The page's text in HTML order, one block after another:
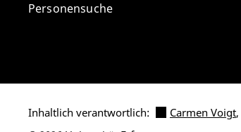
Personensuche
Inhaltlich verantwortlich: Carmen Voigt,